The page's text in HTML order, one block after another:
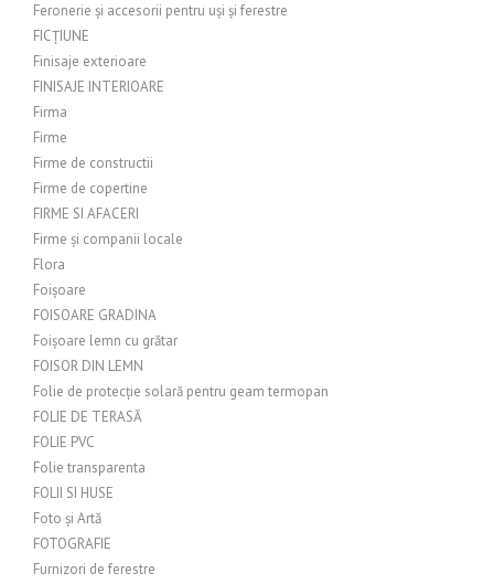
Feronerie și accesorii pentru uși și ferestre
FICȚIUNE
Finisaje exterioare
FINISAJE INTERIOARE
Firma
Firme
Firme de constructii
Firme de copertine
FIRME SI AFACERI
Firme și companii locale
Flora
Foișoare
FOISOARE GRADINA
Foișoare lemn cu grătar
FOISOR DIN LEMN
Folie de protecție solară pentru geam termopan
FOLIE DE TERASĂ
FOLIE PVC
Folie transparenta
FOLII SI HUSE
Foto și Artă
FOTOGRAFIE
Furnizori de ferestre